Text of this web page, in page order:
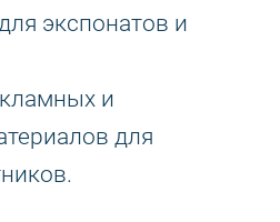
экспонатов и
и
для